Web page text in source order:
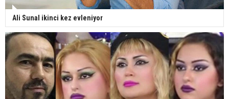
Ali Sunal ikinci kez evleniyor